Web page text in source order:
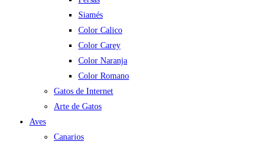
Siamés
Color Calico
Color Carey
Color Naranja
Color Romano
Gatos de Internet
Arte de Gatos
Aves
Canarios